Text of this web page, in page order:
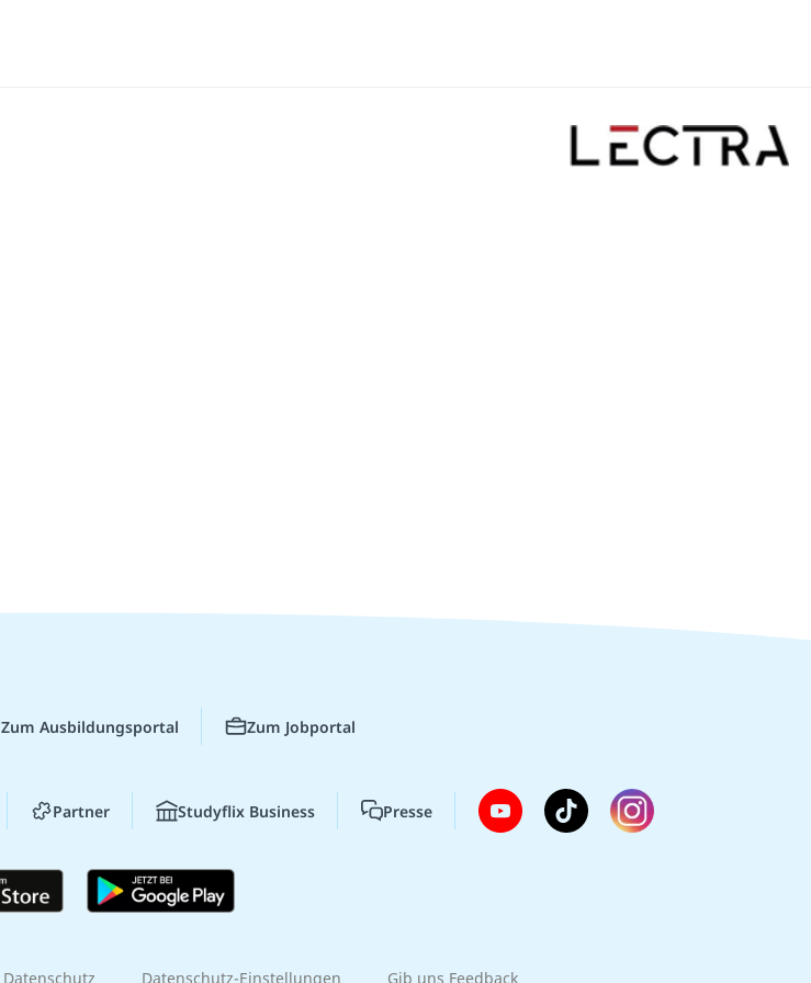
Zum Ausbildungsportal Zum Jobportal
Partner Studyflix Business Presse
Datenschutz Datenschutz-Einstellungen Gib uns Feedback